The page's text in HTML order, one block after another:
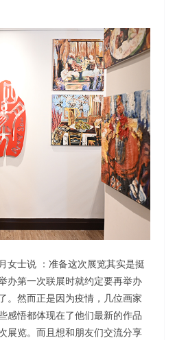
女士说 ：准备这次展览其实是挺
办第一次联展时就约定要再举办
。然而正是因为疫情，几位画家
感悟都体现在了他们最新的作品
展览。而且想和朋友们交流分享